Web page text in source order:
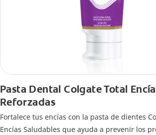
Pasta Dental Colgate Total
Reforzadas
Fortalece tus encías con la pasta de dientes
Encías Saludables que ayuda a prevenir los